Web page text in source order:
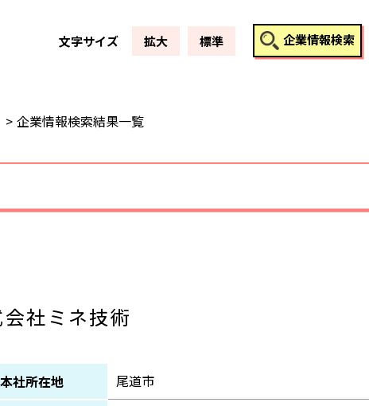
文字サイズ 拡大 標準 企業情報検索
企業情報検索結果一覧
社ミネ技術
本社所在地
尾道市